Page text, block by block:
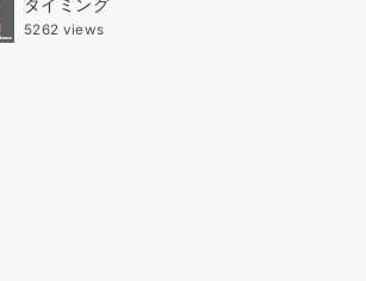
タイミング
5262 views